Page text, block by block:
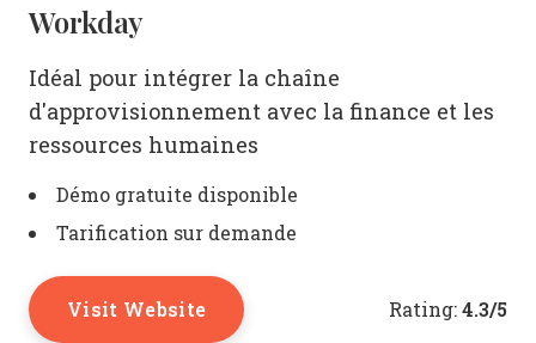
Workday
Idéal pour intégrer la chaîne
d'approvisionnement avec la finance et les
ressources humaines
Démo gratuite disponible
Tarification sur demande
Visit Website Rating:4.3/5